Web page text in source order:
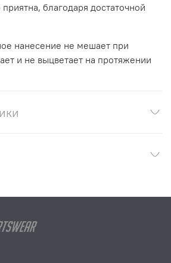
благодаря достаточной
нанесение не мешает при
и не выцветает на протяжении